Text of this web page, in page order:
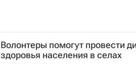
Волонтеры помогут провести
здоровья населения в селах